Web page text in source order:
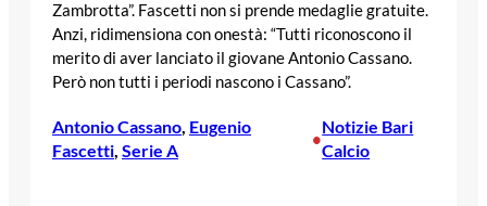
Zambrotta”. Fascetti non si prende medaglie gratuite.
Anzi, ridimensiona con onestà: “Tutti riconoscono il
merito di aver lanciato il giovane Antonio Cassano.
Però non tutti i periodi nascono i Cassano”.
Antonio Cassano Eugenio
Fascetti Serie A
•
Notizie Bari
Calcio